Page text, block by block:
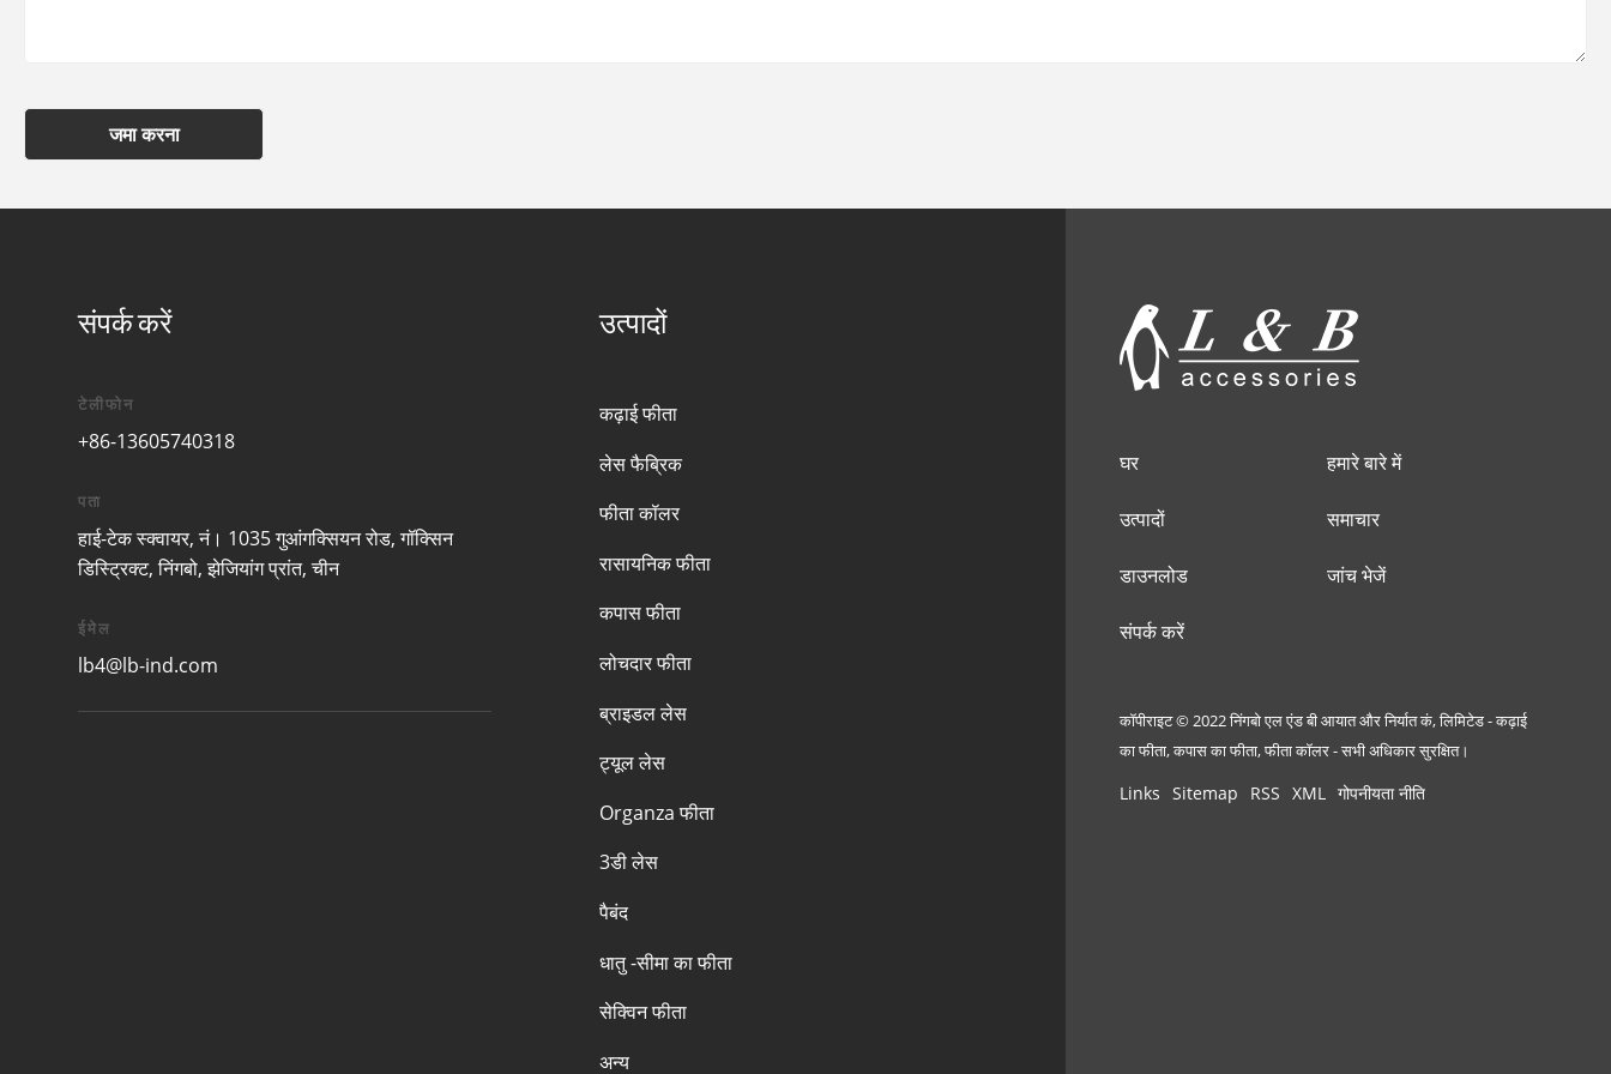
जमा करना
संपर्क करें
टेलीफोन
+86-13605740318
पता
हाई-टेक स्क्वायर, नं। 1035 गुआंगक्सियन रोड, गॉक्सिन
डिस्ट्रिक्ट, निंगबो, झेजियांग प्रांत, चीन
ईमेल
lb4@lb-ind.com
उत्पादों
कढ़ाई फीता
लेस फैब्रिक
फीता कॉलर
रासायनिक फीता
कपास फीता
लोचदार फीता
ब्राइडल लेस
ट्यूल लेस
Organza फीता
3डी लेस
पैबंद
धातु -सीमा का फीता
सेक्विन फीता
अन्य
घर हमारे बारे में
उत्पादों समाचार
डाउनलोड जांच भेजें
संपर्क करें
कॉपीराइट © 2022 निंगबो एल एंड बी आयात और निर्यात कं, लिमिटेड - कढ़ाई
का फीता, कपास का फीता, फीता कॉलर - सभी अधिकार सुरक्षित।
Links Sitemap RSS XML गोपनीयता नीति